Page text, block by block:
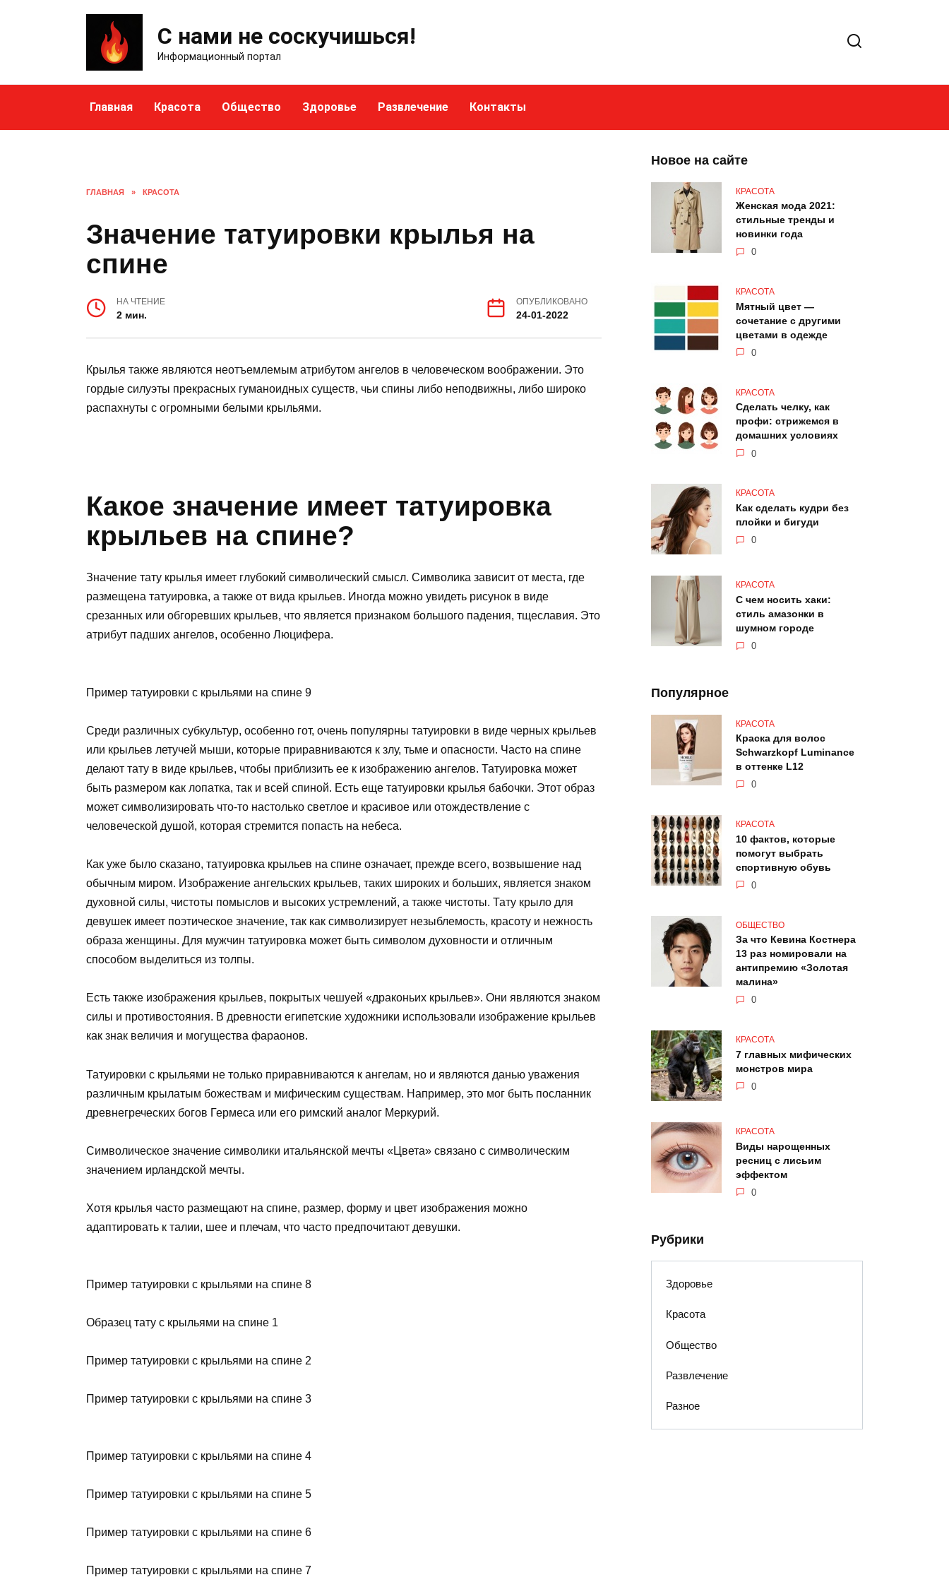
С нами не соскучишься!
Информационный портал
Главная Красота Общество Здоровье Развлечение Контакты
ГЛАВНАЯ » КРАСОТА
Значение татуировки крылья на
спине
НА ЧТЕНИЕ
2 мин.
ОПУБЛИКОВАНО
24-01-2022
Крылья также являются неотъемлемым атрибутом ангелов в человеческом воображении. Это
гордые силуэты прекрасных гуманоидных существ, чьи спины либо неподвижны, либо широко
распахнуты с огромными белыми крыльями.
Какое значение имеет татуировка
крыльев на спине?
Значение тату крылья имеет глубокий символический смысл. Символика зависит от места, где
размещена татуировка, а также от вида крыльев. Иногда можно увидеть рисунок в виде
срезанных или обгоревших крыльев, что является признаком большого падения, тщеславия. Это
атрибут падших ангелов, особенно Люцифера.
Пример татуировки с крыльями на спине 9
Среди различных субкультур, особенно гот, очень популярны татуировки в виде черных крыльев
или крыльев летучей мыши, которые приравниваются к злу, тьме и опасности. Часто на спине
делают тату в виде крыльев, чтобы приблизить ее к изображению ангелов. Татуировка может
быть размером как лопатка, так и всей спиной. Есть еще татуировки крылья бабочки. Этот образ
может символизировать что-то настолько светлое и красивое или отождествление с
человеческой душой, которая стремится попасть на небеса.
Как уже было сказано, татуировка крыльев на спине означает, прежде всего, возвышение над
обычным миром. Изображение ангельских крыльев, таких широких и больших, является знаком
духовной силы, чистоты помыслов и высоких устремлений, а также чистоты. Тату крыло для
девушек имеет поэтическое значение, так как символизирует незыблемость, красоту и нежность
образа женщины. Для мужчин татуировка может быть символом духовности и отличным
способом выделиться из толпы.
Есть также изображения крыльев, покрытых чешуей «драконьих крыльев». Они являются знаком
силы и противостояния. В древности египетские художники использовали изображение крыльев
как знак величия и могущества фараонов.
Татуировки с крыльями не только приравниваются к ангелам, но и являются данью уважения
различным крылатым божествам и мифическим существам. Например, это мог быть посланник
древнегреческих богов Гермеса или его римский аналог Меркурий.
Символическое значение символики итальянской мечты «Цвета» связано с символическим
значением ирландской мечты.
Хотя крылья часто размещают на спине, размер, форму и цвет изображения можно
адаптировать к талии, шее и плечам, что часто предпочитают девушки.
Пример татуировки с крыльями на спине 8
Образец тату с крыльями на спине 1
Пример татуировки с крыльями на спине 2
Пример татуировки с крыльями на спине 3
Пример татуировки с крыльями на спине 4
Пример татуировки с крыльями на спине 5
Пример татуировки с крыльями на спине 6
Пример татуировки с крыльями на спине 7
Новое на сайте
КРАСОТА
Женская мода 2021:
стильные тренды и
новинки года
0
КРАСОТА
Мятный цвет —
сочетание с другими
цветами в одежде
0
КРАСОТА
Сделать челку, как
профи: стрижемся в
домашних условиях
0
КРАСОТА
Как сделать кудри без
плойки и бигуди
0
КРАСОТА
С чем носить хаки:
стиль амазонки в
шумном городе
0
Популярное
КРАСОТА
Краска для волос
Schwarzkopf Luminance
в оттенке L12
0
КРАСОТА
10 фактов, которые
помогут выбрать
спортивную обувь
0
ОБЩЕСТВО
За что Кевина Костнера
13 раз номировали на
антипремию «Золотая
малина»
0
КРАСОТА
7 главных мифических
монстров мира
0
КРАСОТА
Виды нарощенных
ресниц с лисьим
эффектом
0
Рубрики
Здоровье
Красота
Общество
Развлечение
Разное